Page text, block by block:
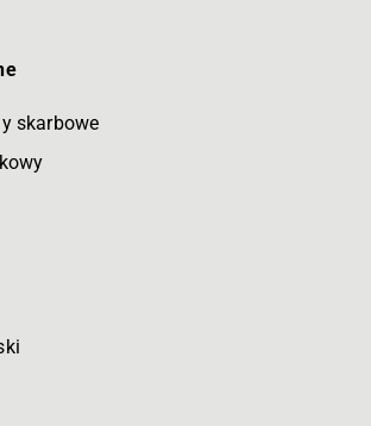
skarbowe